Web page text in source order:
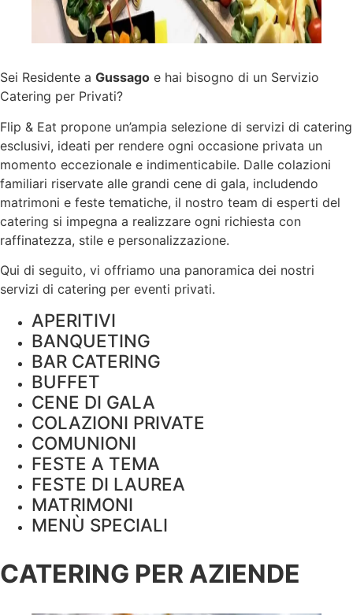
Sei Residente a Gussago e hai bisogno di un Servizio
Catering per Privati?
Flip & Eat propone un’ampia selezione di servizi di catering
esclusivi, ideati per rendere ogni occasione privata un
momento eccezionale e indimenticabile. Dalle colazioni
familiari riservate alle grandi cene di gala, includendo
matrimoni e feste tematiche, il nostro team di esperti del
catering si impegna a realizzare ogni richiesta con
raffinatezza, stile e personalizzazione.
Qui di seguito, vi offriamo una panoramica dei nostri
servizi di catering per eventi privati.
APERITIVI
BANQUETING
BAR CATERING
BUFFET
CENE DI GALA
COLAZIONI PRIVATE
COMUNIONI
FESTE A TEMA
FESTE DI LAUREA
MATRIMONI
MENÙ SPECIALI
CATERING PER AZIENDE